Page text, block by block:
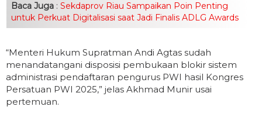
Baca Juga : Sekdaprov Riau Sampaikan Poin Penting
untuk Perkuat Digitalisasi saat Jadi Finalis ADLG Awards
“Menteri Hukum Supratman Andi Agtas sudah
menandatangani disposisi pembukaan blokir sistem
administrasi pendaftaran pengurus PWI hasil Kongres
Persatuan PWI 2025,” jelas Akhmad Munir usai
pertemuan.